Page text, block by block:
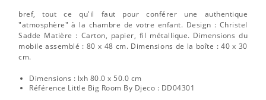
bref, tout ce qu'il faut pour conférer une authentique
"atmosphère" à la chambre de votre enfant. Design : Christel
Sadde Matière : Carton, papier, fil métallique. Dimensions du
mobile assemblé : 80 x 48 cm. Dimensions de la boîte : 40 x 30
cm.
Dimensions : lxh 80.0 x 50.0 cm
Référence Little Big Room By Djeco : DD04301